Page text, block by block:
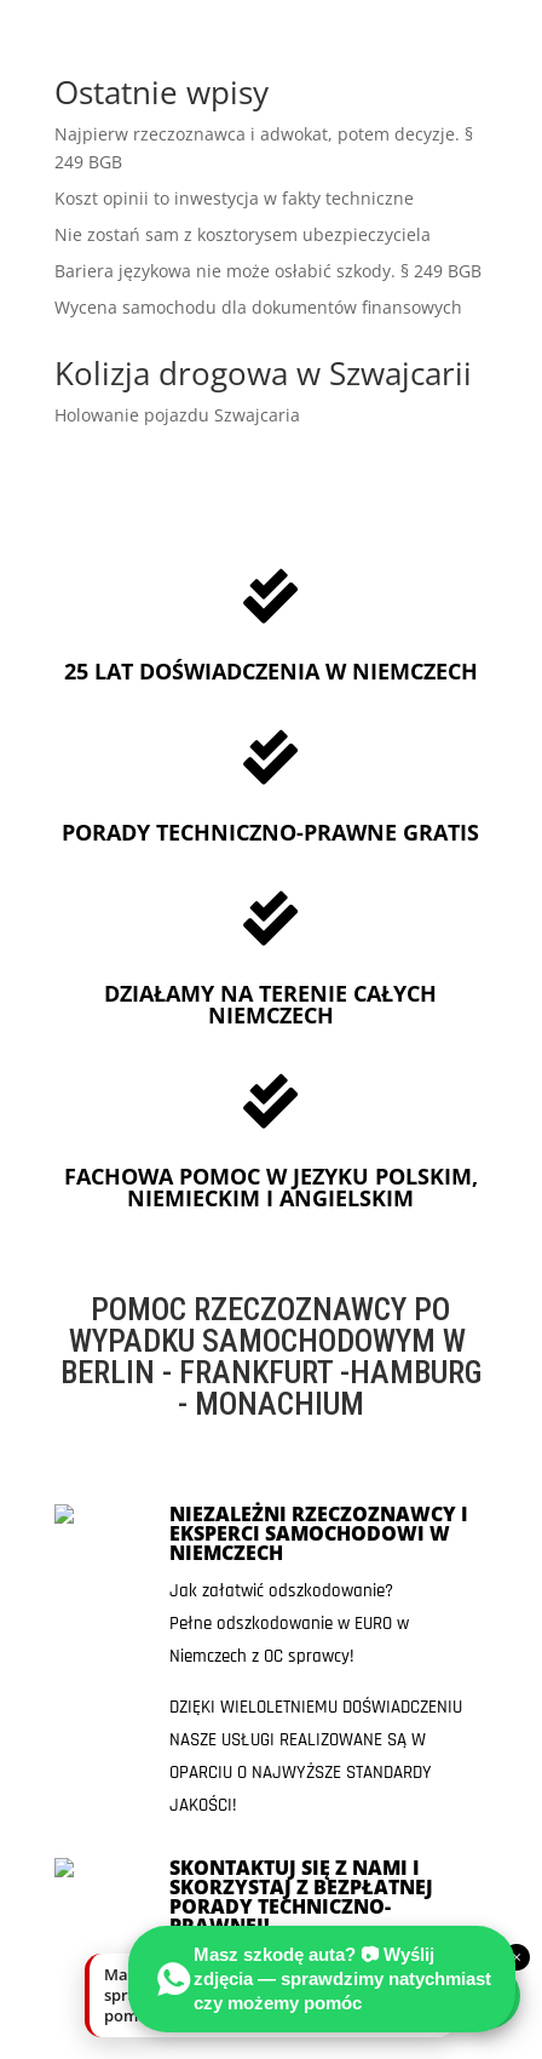
Ostatnie wpisy
Najpierw rzeczoznawca i adwokat, potem decyzje. §
249 BGB
Koszt opinii to inwestycja w fakty techniczne
Nie zostań sam z kosztorysem ubezpieczyciela
Bariera językowa nie może osłabić szkody. § 249 BGB
Wycena samochodu dla dokumentów finansowych
Kolizja drogowa w Szwajcarii
Holowanie pojazdu Szwajcaria

25 LAT DOŚWIADCZENIA W NIEMCZECH

PORADY TECHNICZNO-PRAWNE GRATIS

DZIAŁAMY NA TERENIE CAŁYCH
NIEMCZECH

FACHOWA POMOC W JEZYKU POLSKIM,
NIEMIECKIM I ANGIELSKIM
POMOC RZECZOZNAWCY PO
WYPADKU SAMOCHODOWYM W
BERLIN - FRANKFURT -HAMBURG
- MONACHIUM
NIEZALEŻNI RZECZOZNAWCY I
EKSPERCI SAMOCHODOWI W
NIEMCZECH
Jak załatwić odszkodowanie?
Pełne odszkodowanie w EURO w
Niemczech z OC sprawcy!
DZIĘKI WIELOLETNIEMU DOŚWIADCZENIU
NASZE USŁUGI REALIZOWANE SĄ W
OPARCIU O NAJWYŻSZE STANDARDY
JAKOŚCI!
SKONTAKTUJ SIĘ Z NAMI I
SKORZYSTAJ Z BEZPŁATNEJ
PORADY TECHNICZNO-
PRAWNEJ!
NIE WIESZ CZY TWOJA SPRAWA SIĘ
NADAJE ABY PRZEKAZAĆ JĄ
RZECZOZNAWCY SAMOCHODOWEMU?
Masz szkodę auta? 📷 Wyślij
zdjęcia — sprawdzimy natychmiast
czy możemy pomóc
×
Masz szkodę auta? Wyślij zdjęcia —
sprawdzimy natychmiast, czy możemy
pomóc.